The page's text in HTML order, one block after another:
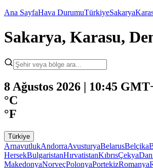
Ana SayfaHava DurumuTürkiyeSakarya
Sakarya, Karasu,
8 Ağustos 2026 | 10:45
°C
°F
Türkiye
ArnavutlukAndorraAvusturyaBelarusBelçika
HersekBulgaristanHırvatistanKıbrısÇekya
MakedonyaNorveçPolonyaPortekizRomanya